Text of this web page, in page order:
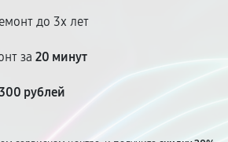
до 3х лет
за 20 минут
рублей